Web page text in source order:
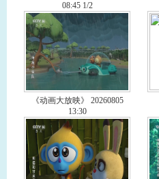
08:45 1/2
《动画大放映》 20260805
13:30